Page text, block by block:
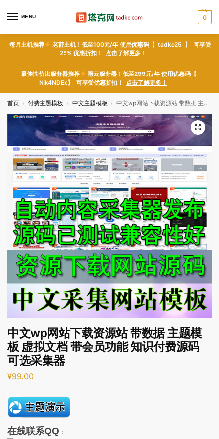
MENU 0
每月主机推荐
老薜主机！低至100元/年 使用优惠码【 tadke25 】 可享受
25% 优惠折扣！ 点击了解更多！
最佳性价比服务器推荐
雨云服务器！低至299元/年 使用优惠码【
Njk4NDEx】 可享受优惠折扣！ 点击了解更多！
首页 / 付费主题模板 / 中文主题模板 / 中文wp网站下载资源站 带数据 主题模板 虚拟文档 带会员功能 知识付费源码 可选采集器
中文wp网站下载资源站 带数据 主题模
板 虚拟文档 带会员功能 知识付费源码
可选采集器
¥99.00
在线联系QQ ：